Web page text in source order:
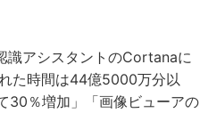
アシスタントのCortanaに
た時間は44億5000万分以
30％増加」「画像ビューアの